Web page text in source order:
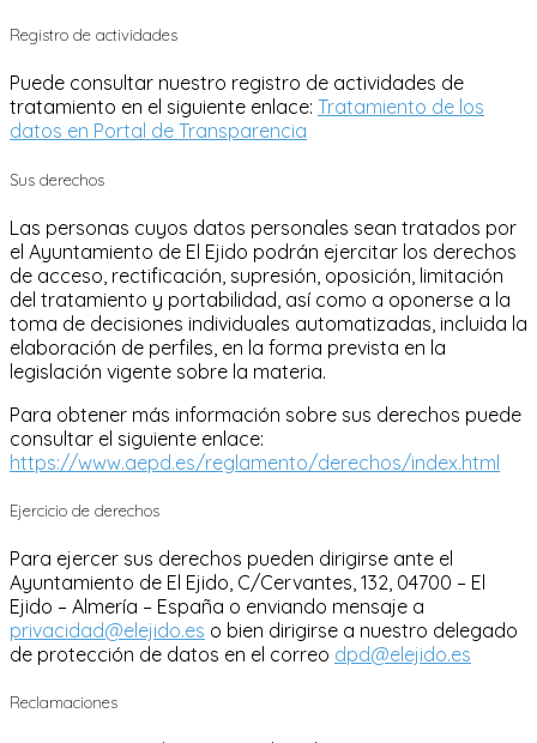
Registro de actividades
Puede consultar nuestro registro de actividades de
tratamiento en el siguiente enlace: Tratamiento de los
datos en Portal de Transparencia
Sus derechos
Las personas cuyos datos personales sean tratados por
el Ayuntamiento de El Ejido podrán ejercitar los derechos
de acceso, rectificación, supresión, oposición, limitación
del tratamiento y portabilidad, así como a oponerse a la
toma de decisiones individuales automatizadas, incluida la
elaboración de perfiles, en la forma prevista en la
legislación vigente sobre la materia.
Para obtener más información sobre sus derechos puede
consultar el siguiente enlace:
https://www.aepd.es/reglamento/derechos/index.html
Ejercicio de derechos
Para ejercer sus derechos pueden dirigirse ante el
Ayuntamiento de El Ejido, C/Cervantes, 132, 04700 – El
Ejido – Almería – España o enviando mensaje a
privacidad@elejido.es o bien dirigirse a nuestro delegado
de protección de datos en el correo dpd@elejido.es
Reclamaciones